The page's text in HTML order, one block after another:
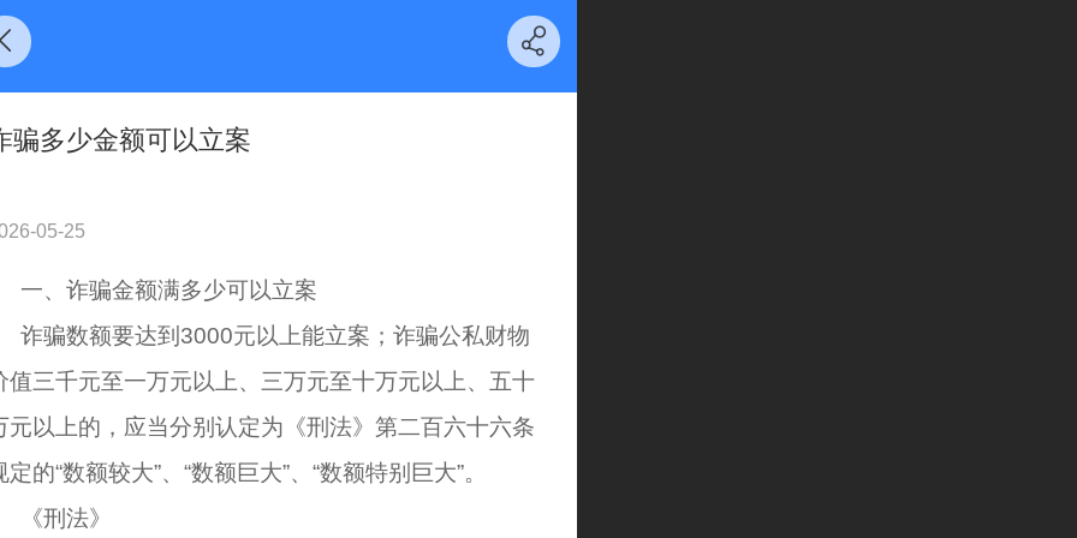
骗多少金额可以立案
05-25
一、 诈骗金额满多少可以立案
诈骗数额要达到3000元以上能立案；诈骗公私财物
值三千元至一万元以上、三万元至十万元以上、五十
元以上的，应当分别认定为《刑法》第二百六十六条
定的“数额较大”、“数额巨大”、“数额特别巨大”。
《刑法》